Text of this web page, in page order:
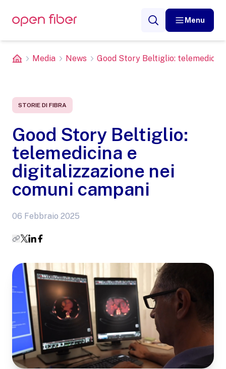
Menu
Media News Good Story Beltiglio: telemedicina
STORIE DI FIBRA
Good Story Beltiglio:
telemedicina e
digitalizzazione nei
comuni campani
06 Febbraio 2025